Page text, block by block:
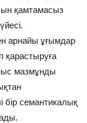
қамтамасыз
арнайы ұғымдар
қарастыруға
мазмұнды
бір семантикалық